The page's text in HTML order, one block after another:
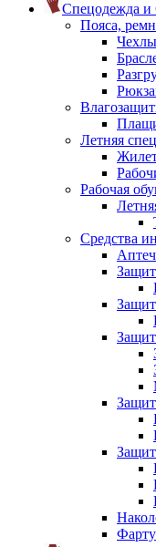
Спецодежда
Пояса,
Летняя
Рабочая
Средства